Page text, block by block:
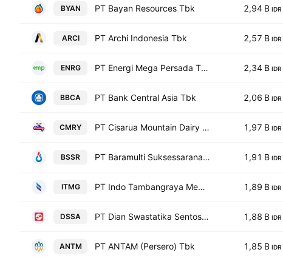
BYAN PT Bayan Resources Tbk 2,94 B IDR
ARCI PT Archi Indonesia Tbk 2,57 B IDR
ENRG PT Energi Mega Persada Tbk 2,34 B IDR
BBCA PT Bank Central Asia Tbk 2,06 B IDR
CMRY PT Cisarua Mountain Dairy Tbk 1,97 B IDR
BSSR PT Baramulti Suksessarana Tbk 1,91 B IDR
ITMG PT Indo Tambangraya Megah Tbk 1,89 B IDR
DSSA PT Dian Swastatika Sentosa Tbk 1,88 B IDR
ANTM PT ANTAM (Persero) Tbk 1,85 B IDR